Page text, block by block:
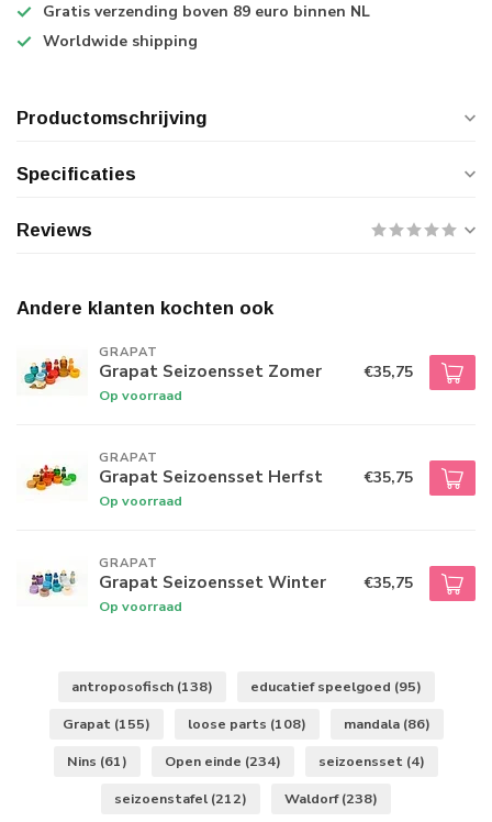
Gratis verzending boven 89 euro binnen NL
Worldwide shipping
Productomschrijving
Specificaties
Reviews
Andere klanten kochten ook
GRAPAT
Grapat Seizoensset Zomer
Op voorraad
€35,75
GRAPAT
Grapat Seizoensset Herfst
Op voorraad
€35,75
GRAPAT
Grapat Seizoensset Winter
Op voorraad
€35,75
antroposofisch (138) educatief speelgoed (95)
Grapat (155) loose parts (108) mandala (86)
Nins (61) Open einde (234) seizoensset (4)
seizoenstafel (212) Waldorf(238)